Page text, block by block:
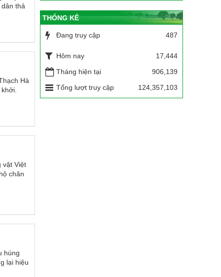
thả
Hà
vật Việt
chăn
húng
lại hiệu
THỐNG KÊ
Đang truy cập 487
Hôm nay
17,444
Tháng hiện tại
906,139
Tổng lượt truy cập
124,357,103